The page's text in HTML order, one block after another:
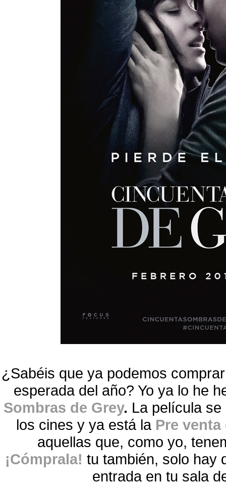
¿Sabéis que ya podemos
esperada del año? Yo ya lo he
Sombras de Grey. La película
los cines y ya está la Pre
aquellas que, como yo,
¡Cómprala! tu también, solo hay
entrada en tu sala